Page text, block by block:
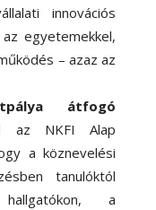
innovációs
egyetemekkel,
– azaz az
átfogó
az NKFI Alap
a köznevelési
tanulóktól
a